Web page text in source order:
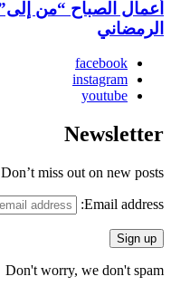
الرمضاني
facebook
instagram
youtube
Newsletter
Don’t miss out on new posts
Email address:
Don't worry, we don't spam